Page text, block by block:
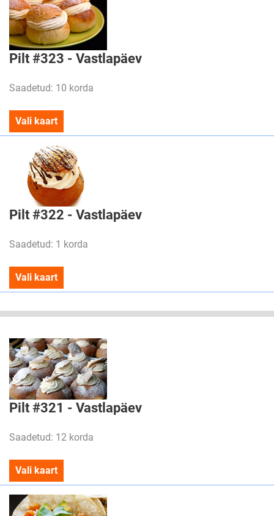
Pilt #323 - Vastlapäev
Saadetud: 10 korda
Vali kaart
Pilt #322 - Vastlapäev
Saadetud: 1 korda
Vali kaart
Pilt #321 - Vastlapäev
Saadetud: 12 korda
Vali kaart